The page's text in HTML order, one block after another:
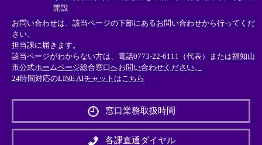
開設
お問い合わせは、該当ページの下部にあるお問い合わせから行ってくだ
さい。
担当課に届きます。
該当ページがわからない方は、電話0773-22-6111（代表）または福知山
市公式ホームページ総合窓口へお問い合わせください。
24時間対応のLINE AIチャットはこちら
外
リ
ン
窓口業務取扱時間
各課直通ダイヤル